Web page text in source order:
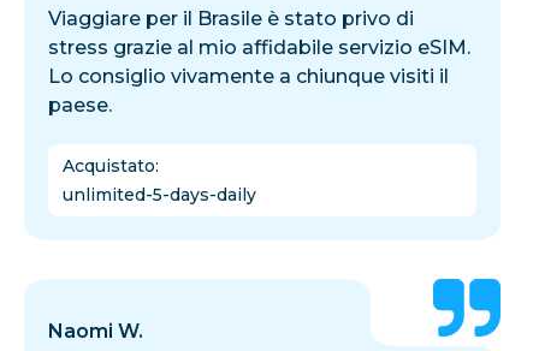
Viaggiare per il Brasile è stato privo di
stress grazie al mio affidabile servizio eSIM.
Lo consiglio vivamente a chiunque visiti il
paese.
Acquistato:
unlimited-5-days-daily
Naomi W.